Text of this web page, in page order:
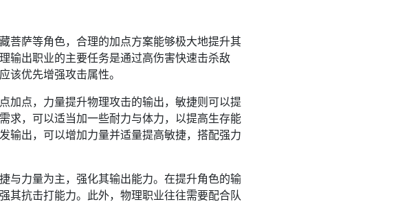
菩萨等角色，合理的加点方案能够极大地提升其
输出职业的主要任务是通过高伤害快速击杀敌
该优先增强攻击属性。
加点，力量提升物理攻击的输出，敏捷则可以提
求，可以适当加一些耐力与体力，以提高生存能
输出，可以增加力量并适量提高敏捷，搭配强力
与力量为主，强化其输出能力。在提升角色的输
其抗击打能力。此外，物理职业往往需要配合队